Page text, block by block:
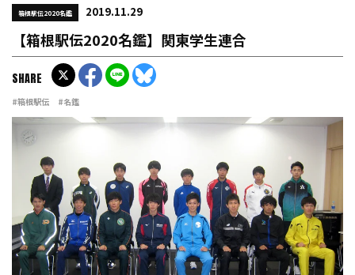
箱根駅伝2020名鑑 2019.11.29
【箱根駅伝2020名鑑】関東学生連合
#箱根駅伝 #名鑑
SHARE